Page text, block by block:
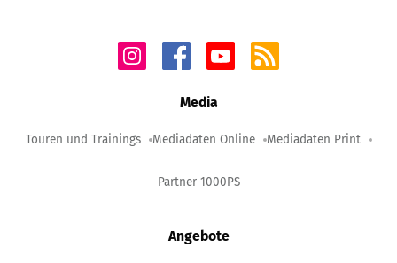
Media
Touren und Trainings Mediadaten Online Mediadaten Print
Partner 1000PS
Angebote